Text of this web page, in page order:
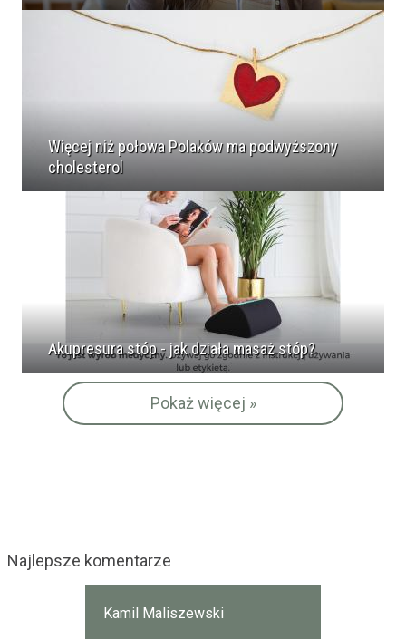
Więcej niż połowa Polaków ma podwyższony
cholesterol
Akupresura stóp - jak działa masaż stóp?
Pokaż więcej »
Najlepsze komentarze
Kamil Maliszewski